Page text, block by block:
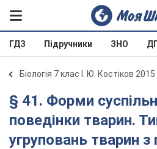
ГДЗ Підручники ЗНО
Біологія 7 клас І. Ю. Костіков 2015
§ 41. Форми
поведінки тварин.
угруповань тварин